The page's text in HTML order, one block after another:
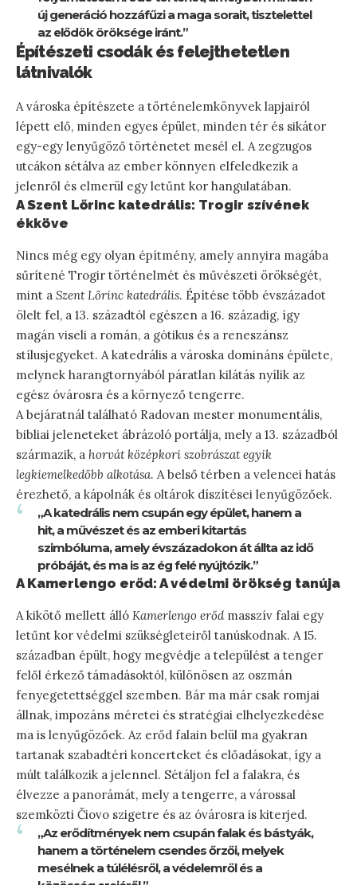
új generáció hozzáfűzi a maga sorait, tisztelettel
az elődök öröksége iránt.”
Építészeti csodák és felejthetetlen
látnivalók
A városka építészete a történelemkönyvek lapjairól
lépett elő, minden egyes épület, minden tér és sikátor
egy-egy lenyűgöző történetet mesél el. A zegzugos
utcákon sétálva az ember könnyen elfeledkezik a
jelenről és elmerül egy letűnt kor hangulatában.
A Szent Lőrinc katedrális: Trogir szívének
ékköve
Nincs még egy olyan építmény, amely annyira magába
sűrítené Trogir történelmét és művészeti örökségét,
mint a Szent Lőrinc katedrális. Építése több évszázadot
ölelt fel, a 13. századtól egészen a 16. századig, így
magán viseli a román, a gótikus és a reneszánsz
stílusjegyeket. A katedrális a városka domináns épülete,
melynek harangtornyából páratlan kilátás nyílik az
egész óvárosra és a környező tengerre.
A bejáratnál található Radovan mester monumentális,
bibliai jeleneteket ábrázoló portálja, mely a 13. századból
származik, a horvát középkori szobrászat egyik
legkiemelkedőbb alkotása. A belső térben a velencei hatás
érezhető, a kápolnák és oltárok díszítései lenyűgözőek.
„A katedrális nem csupán egy épület, hanem a
hit, a művészet és az emberi kitartás
szimbóluma, amely évszázadokon át állta az idő
próbáját, és ma is az ég felé nyújtózik.”
A Kamerlengo erőd: A védelmi örökség tanúja
A kikötő mellett álló Kamerlengo erődmasszív falai egy
letűnt kor védelmi szükségleteiről tanúskodnak. A 15.
században épült, hogy megvédje a települést a tenger
felől érkező támadásoktól, különösen az oszmán
fenyegetettséggel szemben. Bár ma már csak romjai
állnak, impozáns méretei és stratégiai elhelyezkedése
ma is lenyűgözőek. Az erőd falain belül ma gyakran
tartanak szabadtéri koncerteket és előadásokat, így a
múlt találkozik a jelennel. Sétáljon fel a falakra, és
élvezze a panorámát, mely a tengerre, a várossal
szemközti Čiovo szigetre és az óvárosra is kiterjed.
„Az erődítmények nem csupán falak és bástyák,
hanem a történelem csendes őrzői, melyek
mesélnek a túlélésről, a védelemről és a